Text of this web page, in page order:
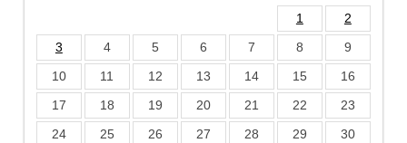
1
2
3
4 5 6 7 8
9
10
11 12 13 14 15
16
17
18 19 20 21 22
23
24
25 26 27 28 29
30